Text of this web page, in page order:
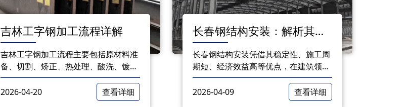
吉林工字钢加工流程详解
吉林工字钢加工流程主要包括原材料准
备、切割、矫正、热处理、酸洗、镀锌
等环节。每个环节都严格遵循国家标
准，确保工字钢的质量。通过合理的加
工工艺，工字钢的力学性能、耐腐蚀性
2026-04-20 查看详细
​长春钢结构安装：解析其优
势与关键安装要点
长春钢结构安装凭借其稳定性、施工周
期短、经济效益高等优点，在建筑领域
得到了广泛应用。然而，在进行钢结构
安装时，还需注意材料选择、设计合理
性、施工工艺、防腐处理、现场管理、
2026-04-09 查看详细